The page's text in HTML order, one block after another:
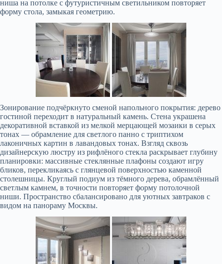
ниша на потолке с футуристичным светильником повторяет
форму стола, замыкая геометрию.
Зонирование подчёркнуто сменой напольного покрытия: дерево
гостиной переходит в натуральный камень. Стена украшена
декоративной вставкой из мелкой мерцающей мозаики в серых
тонах — обрамление для светлого панно с триптихом
лаконичных картин в лавандовых тонах. Взгляд сквозь
дизайнерскую люстру из рифлёного стекла раскрывает глубину
планировки: массивные стеклянные плафоны создают игру
бликов, перекликаясь с глянцевой поверхностью каменной
столешницы. Круглый подиум из тёмного дерева, обрамлённый
светлым камнем, в точности повторяет форму потолочной
ниши. Пространство сбалансировано для уютных завтраков с
видом на панораму Москвы.